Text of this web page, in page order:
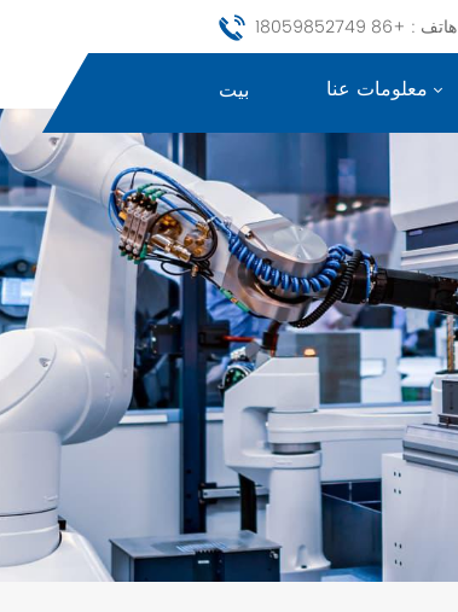
هاتف : +86 18059852749
بيت معلومات عنا